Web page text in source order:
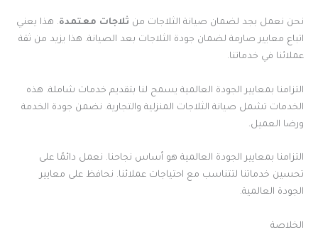
نحن نعمل بجد لضمان صيانة الثلاجات من ثلاجات معتمدة. هذا يعني
اتباع معايير صارمة لضمان جودة الثلاجات بعد الصيانة. هذا يزيد من ثقة
عملائنا في خدماتنا.
التزامنا بمعايير الجودة العالمية يسمح لنا بتقديم خدمات شاملة. هذه
الخدمات تشمل صيانة الثلاجات المنزلية والتجارية. نضمن جودة الخدمة
ورضا العميل.
التزامنا بمعايير الجودة العالمية هو أساس نجاحنا. نعمل دائمًا على
تحسين خدماتنا لتتناسب مع احتياجات عملائنا. نحافظ على معايير
الجودة العالمية.
الخلاصة